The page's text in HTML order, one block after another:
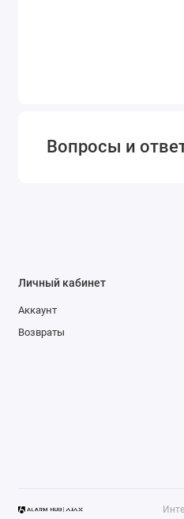
Вопросы и
Личный кабинет
Аккаунт
Возвраты